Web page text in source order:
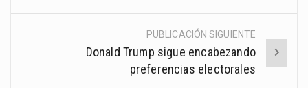
PUBLICACIÓN SIGUIENTE
Donald Trump sigue encabezando
preferencias electorales